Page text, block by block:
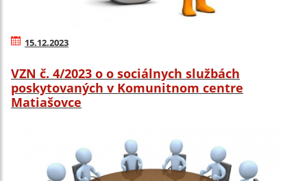
15.12.2023
VZN č. 4/2023 o o sociálnych službách
poskytovaných v Komunitnom centre
Matiašovce